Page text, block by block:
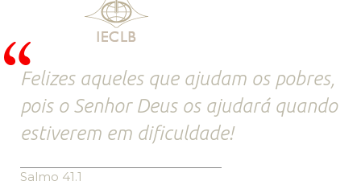
Felizes aqueles que ajudam os pobres,
pois o Senhor Deus os ajudará quando
estiverem em dificuldade!
Salmo 41.1